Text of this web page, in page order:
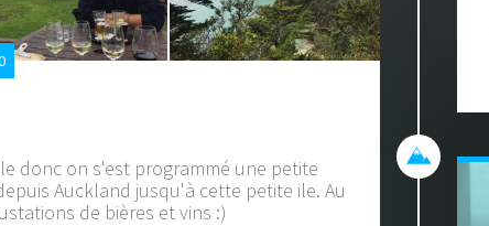
donc on s'est programmé une petite
Auckland jusqu'à cette petite ile. Au
de bières et vins :)